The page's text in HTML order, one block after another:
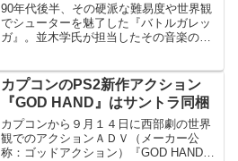
90年代後半、その硬派な難易度や世界観
でシューターを魅了した『バトルガレッ
ガ』。並木学氏が担当したその音楽の評
はなくビデオ)付属のもの、そして後年
INHより発売され...
カプコンのPS2新作アクション
『GOD HAND』はサントラ同梱
カプコンから９月１４日に西部劇の世界
観でのアクションＡＤＶ（メーカー公
称：ゴッドアクション）『GOD HAND』